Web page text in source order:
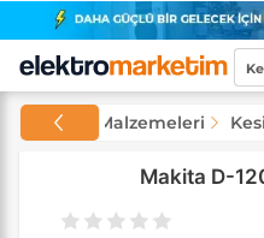
ve Yapı Malzemeleri
Makita D-